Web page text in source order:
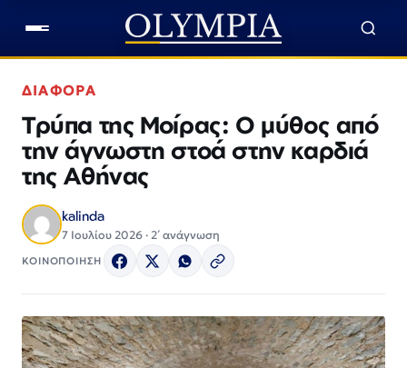
ΔΙΑΦΟΡΑ
Τρύπα της Μοίρας: Ο μύθος από
την άγνωστη στοά στην καρδιά
της Αθήνας
kalinda
7 Ιουλίου 2026 · 2΄ ανάγνωση
ΚΟΙΝΟΠΟΙΗΣΗ